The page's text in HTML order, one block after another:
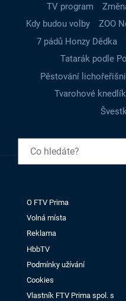
TV program
Kdy budou volby
ZOO
7 pádů Honzy Dědka
Tatarák podle
Pěstování
Tvarohové
O FTV Prima
Volná místa
Reklama
HbbTV
Podmínky užívání
Cookies
Vlastník FTV Prima spol. s